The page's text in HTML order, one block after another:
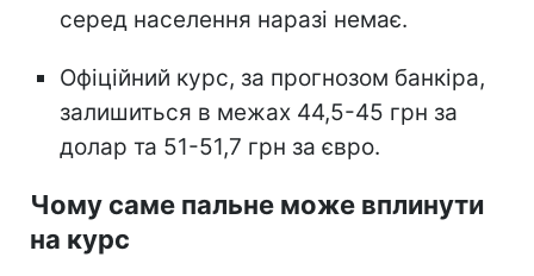
серед населення наразі немає.
Офіційний курс, за прогнозом банкіра,
залишиться в межах 44,5-45 грн за
долар та 51-51,7 грн за євро.
Чому саме пальне може вплинути
на курс